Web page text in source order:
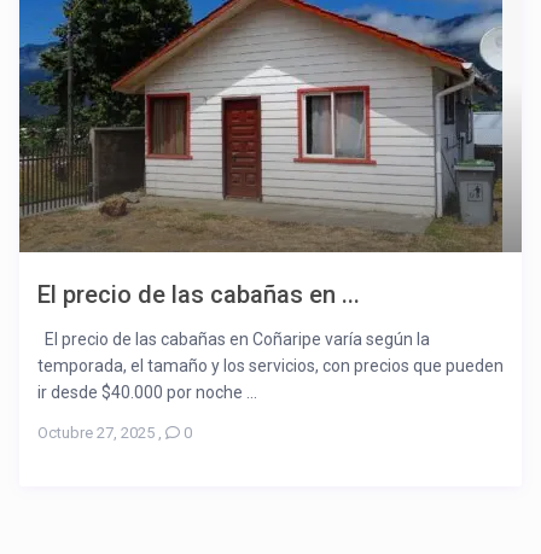
El precio de las cabañas en ...
El precio de las cabañas en Coñaripe varía según la
temporada, el tamaño y los servicios, con precios que pueden
ir desde $40.000 por noche ...
Octubre 27, 2025, 0